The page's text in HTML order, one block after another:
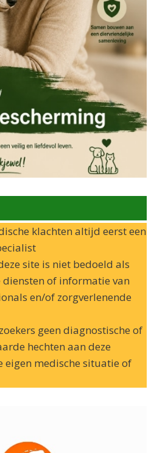
klachten altijd eerst een
site is niet bedoeld als
diensten of informatie van
en/of zorgverlenende
geen diagnostische of
hechten aan deze
eigen medische situatie of